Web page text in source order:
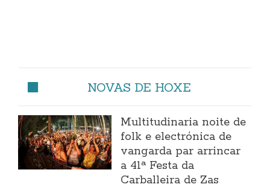
NOVAS DE HOXE
Multitudinaria noite de
folk e electrónica de
vangarda par arrincar
a 41ª Festa da
Carballeira de Zas